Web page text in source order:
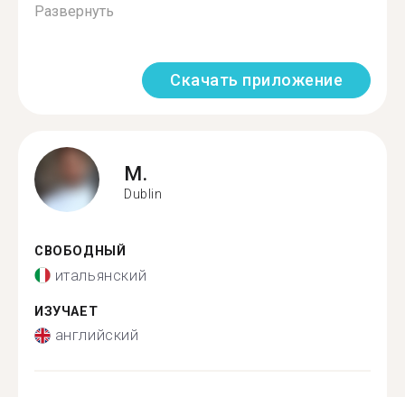
Развернуть
Скачать приложение
M.
Dublin
СВОБОДНЫЙ
итальянский
ИЗУЧАЕТ
английский